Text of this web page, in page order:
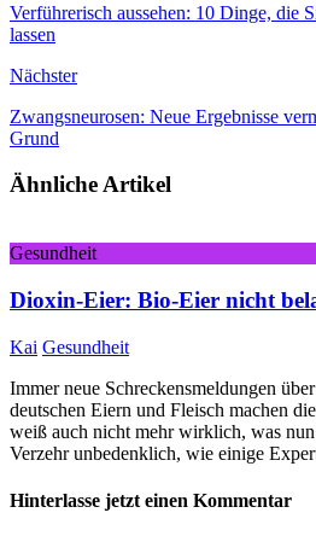
Verführerisch aussehen: 10 Dinge, die
lassen
Nächster
Zwangsneurosen: Neue Ergebnisse
Grund
Ähnliche Artikel
Gesundheit
Dioxin-Eier: Bio-Eier nicht
Kai Gesundheit
Immer neue Schreckensmeldungen
deutschen Eiern und Fleisch machen
weiß auch nicht mehr wirklich, was
Verzehr unbedenklich, wie einige
Hinterlasse jetzt einen Kommentar